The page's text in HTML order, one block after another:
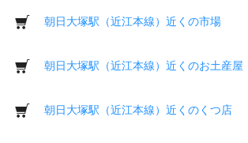
朝日大塚駅（近江本線）近くの市場
朝日大塚駅（近江本線）近くのお土産屋
朝日大塚駅（近江本線）近くのくつ店